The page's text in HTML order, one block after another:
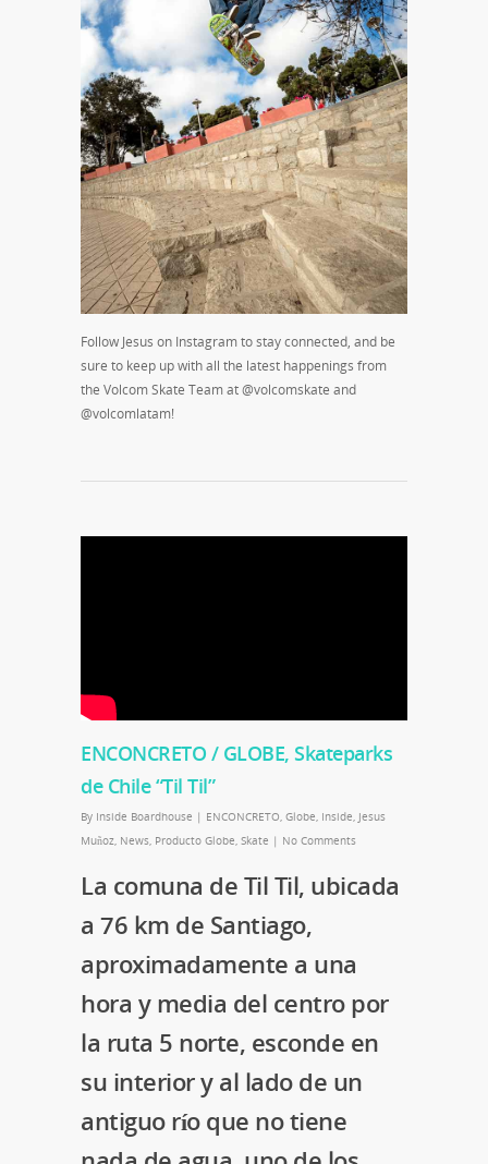
Follow Jesus on Instagram to stay connected, and be
sure to keep up with all the latest happenings from
the Volcom Skate Team at @volcomskate and
@volcomlatam!
ENCONCRETO / GLOBE, Skateparks
de Chile “Til Til”
By Inside Boardhouse | ENCONCRETO, Globe, Inside, Jesus
Muñoz, News, Producto Globe, Skate | No Comments
La comuna de Til Til, ubicada
a 76 km de Santiago,
aproximadamente a una
hora y media del centro por
la ruta 5 norte, esconde en
su interior y al lado de un
antiguo río que no tiene